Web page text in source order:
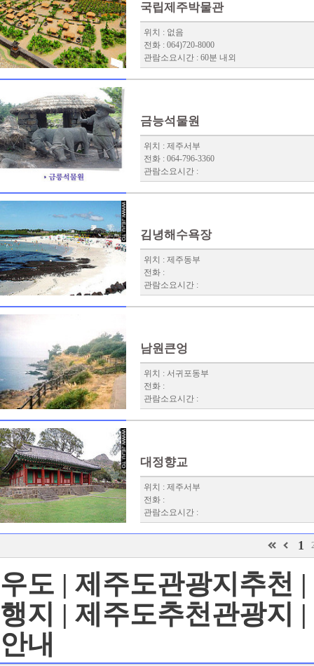
국립제주박물관
위치 : 없음
전화 : 064)720-8000
관람소요시간 : 60분 내외
금능석물원
위치 : 제주서부
전화 : 064-796-3360
관람소요시간 :
김녕해수욕장
위치 : 제주동부
전화 :
관람소요시간 :
남원큰엉
위치 : 서귀포동부
전화 :
관람소요시간 :
대정향교
위치 : 제주서부
전화 :
관람소요시간 :
1
우도 | 제주도관광지추천
행지 | 제주도추천관광지
안내